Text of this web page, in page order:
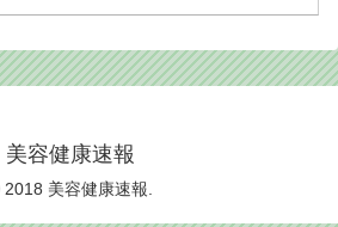
美容健康速報
美容健康速報.